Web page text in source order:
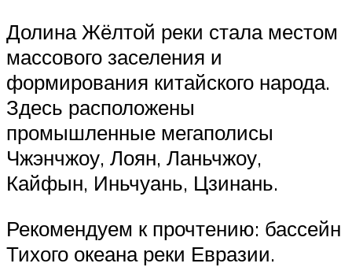
Долина Жёлтой реки стала местом
массового заселения и
формирования китайского народа.
Здесь расположены
промышленные мегаполисы
Чжэнчжоу, Лоян, Ланьчжоу,
Кайфын, Иньчуань, Цзинань.
Рекомендуем к прочтению: бассейн
Тихого океана реки Евразии.